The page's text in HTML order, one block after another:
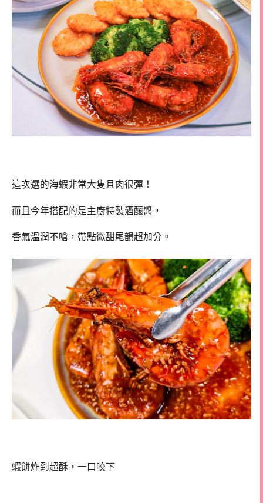
這次選的海蝦非常大隻且肉很彈！
而且今年搭配的是主廚特製酒釀醬，
香氣溫潤不嗆，帶點微甜尾韻超加分。
蝦餅炸到超酥，一口咬下